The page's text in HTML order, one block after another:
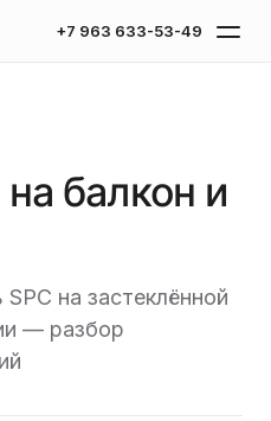
+7 963 633-53-49
балкон и
на застеклённой
— разбор